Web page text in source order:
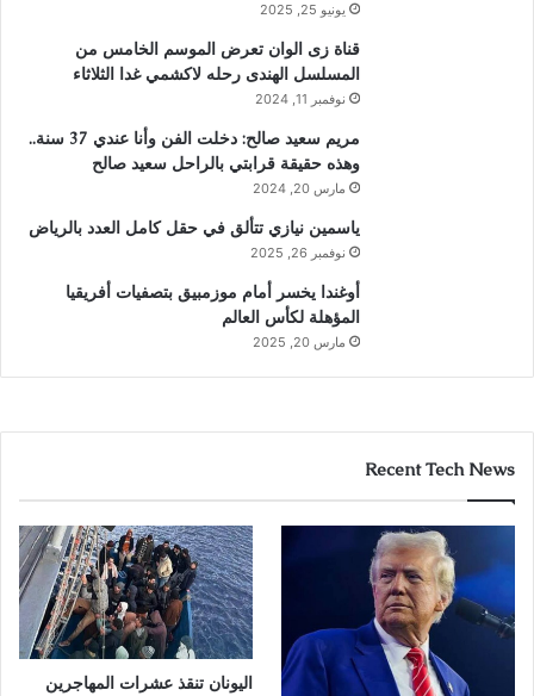
يونيو 25, 2025
قناة زى الوان تعرض الموسم الخامس من
المسلسل الهندى رحله لاكشمي غدا الثلاثاء
نوفمبر 11, 2024
مريم سعيد صالح: دخلت الفن وأنا عندي 37 سنة..
وهذه حقيقة قرابتي بالراحل سعيد صالح
مارس 20, 2024
ياسمين نيازي تتألق في حقل كامل العدد بالرياض
نوفمبر 26, 2025
أوغندا يخسر أمام موزمبيق بتصفيات أفريقيا
المؤهلة لكأس العالم
مارس 20, 2025
Recent Tech News
اليونان تنقذ عشرات المهاجرين